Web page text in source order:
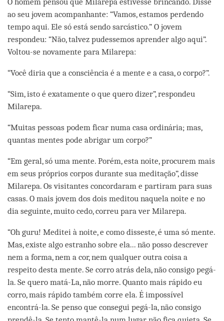
ao seu jovem acompanhante: “Vamos, estamos perdendo
tempo aqui. Ele só está sendo sarcástico.” O jovem
respondeu: “Não, talvez pudessemos aprender algo aqui”.
Voltou-se novamente para Milarepa:
“Você diria que a consciência é a mente e a casa, o corpo?”.
“Sim, isto é exatamente o que quero dizer”, respondeu
Milarepa.
“Muitas pessoas podem ficar numa casa ordinária; mas,
quantas mentes pode abrigar um corpo?”
“Em geral, só uma mente. Porém, esta noite, procurem mais
em seus próprios corpos durante sua meditação”, disse
Milarepa. Os visitantes concordaram e partiram para suas
casas. O mais jovem dos dois meditou naquela noite e no
dia seguinte, muito cedo, correu para ver Milarepa.
“Oh guru! Meditei à noite, e como disseste, é uma só mente.
Mas, existe algo estranho sobre ela... não posso descrever
nem a forma, nem a cor, nem qualquer outra coisa a
respeito desta mente. Se corro atrás dela, não consigo pegá-
la. Se quero matá-La, não morre. Quanto mais rápido eu
corro, mais rápido também corre ela. É impossível
encontrá-la. Se penso que consegui pegá-la, não consigo